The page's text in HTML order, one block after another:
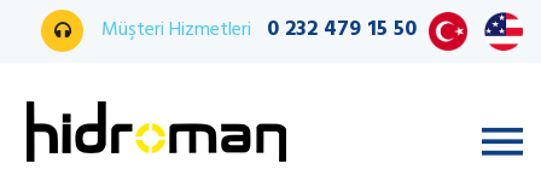
Müşteri Hizmetleri 0 232 479 15 50